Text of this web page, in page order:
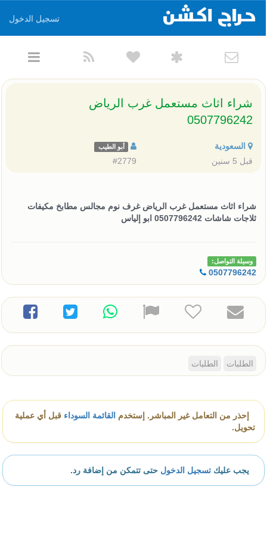
تسجيل الدخول
شراء اثاث مستعمل غرب الرياض
0507796242
السعودية أبو الطيب
قبل 5 سنين #2779
شراء اثاث مستعمل غرب الرياض غرف نوم مجالس مطابخ مكيفات
ثلاجات شاشات 0507796242 ابو إلياس
وسيلة التواصل:
0507796242
الطلبات الطلبات
إحذر من التعامل غير المباشر. إستخدم القائمة السوداء قبل أي عملية
تحويل.
يجب عليك تسجيل الدخول حتى تتمكن من إضافة رد.